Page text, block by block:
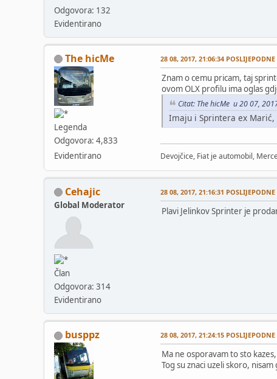
Odgovora: 132
Evidentirano
The hicMe
Legenda
Odgovora: 4,833
Evidentirano
28 08, 2017, 21:06:34 POSLIJEPODNE
Znam o cemu pricam, taj
ovom OLX profilu ima oglas
Citat: The hicMe u 20 07,
Imaju i Sprintera ex Marić,
Devojčice, Fiat je automobil,
Cehajic
Global Moderator
Član
Odgovora: 314
Evidentirano
28 08, 2017, 21:16:31 POSLIJEPODNE
Plavi Jelinkov Sprinter je
busppz 28 08, 2017, 21:24:15 POSLIJEPODNE
Ma ne osporavam to sto
Tog su znaci uzeli skoro, nisam